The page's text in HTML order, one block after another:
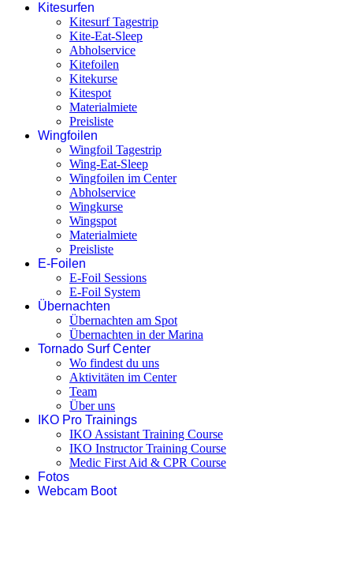
Kitesurfen
Kitesurf Tagestrip
Kite-Eat-Sleep
Abholservice
Kitefoilen
Kitekurse
Kitespot
Materialmiete
Preisliste
Wingfoilen
Wingfoil Tagestrip
Wing-Eat-Sleep
Wingfoilen im Center
Abholservice
Wingkurse
Wingspot
Materialmiete
Preisliste
E-Foilen
E-Foil Sessions
E-Foil System
Übernachten
Übernachten am Spot
Übernachten in der Marina
Tornado Surf Center
Wo findest du uns
Aktivitäten im Center
Team
Über uns
IKO Pro Trainings
IKO Assistant Training Course
IKO Instructor Training Course
Medic First Aid & CPR Course
Fotos
Webcam Boot